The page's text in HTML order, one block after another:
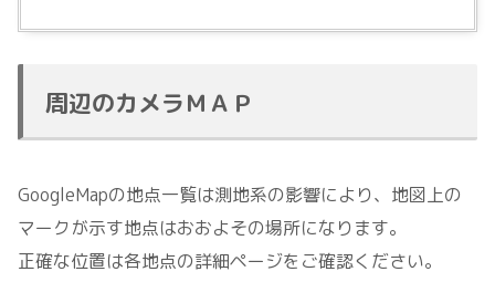
周辺のカメラＭＡＰ
GoogleMapの地点一覧は測地系の影響により、地図上の
マークが示す地点はおおよその場所になります。
正確な位置は各地点の詳細ページをご確認ください。